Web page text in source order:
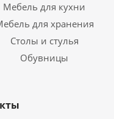
Мебель для кухни
для хранения
Столы и стулья
Обувницы